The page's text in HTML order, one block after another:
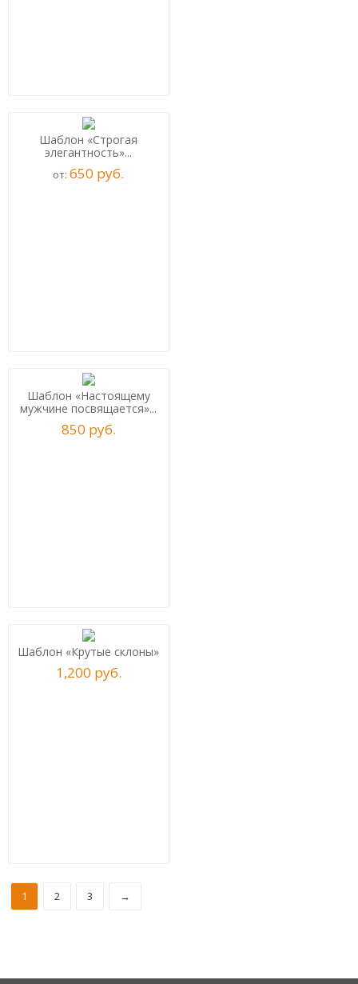
Шаблон «Строгая
элегантность»...
от:650 руб.
Шаблон «Настоящему
мужчине посвящается»...
850 руб.
Шаблон «Крутые склоны»
1,200 руб.
1 2 3 →